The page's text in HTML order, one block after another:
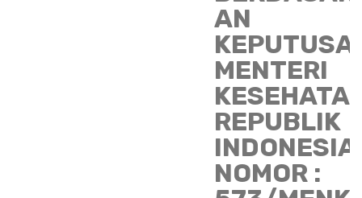
AN
MENTERI
REPUBLIK
INDONESIA
NOMOR :